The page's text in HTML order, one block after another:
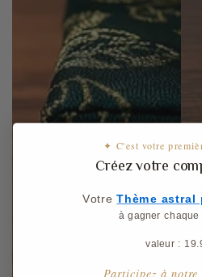
✦ C'est votre
Créez votre
Votre ​Thème astral
à gagner chaque
valeur :
Participez à